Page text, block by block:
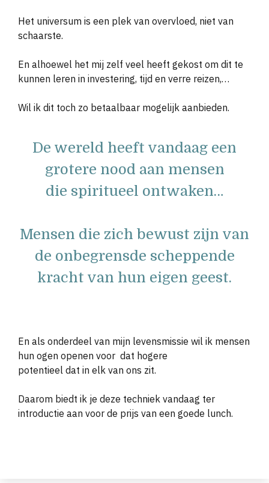
Het universum is een plek van overvloed, niet van
schaarste.
En alhoewel het mij zelf veel heeft gekost om dit te
kunnen leren in investering, tijd en verre reizen,…
Wil ik dit toch zo betaalbaar mogelijk aanbieden.
De wereld heeft vandaag een
grotere nood aan mensen
die spiritueel ontwaken…
Mensen die zich bewust zijn van
de onbegrensde scheppende
kracht van hun eigen geest.
En als onderdeel van mijn levensmissie wil ik mensen
hun ogen openen voor dat hogere
potentieel dat in elk van ons zit.
Daarom biedt ik je deze techniek vandaag ter
introductie aan voor de prijs van een goede lunch.